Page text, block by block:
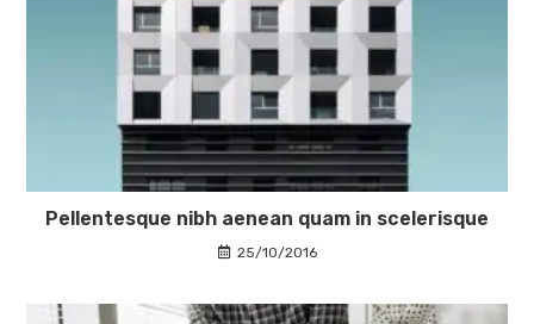
Pellentesque nibh aenean quam in scelerisque
25/10/2016